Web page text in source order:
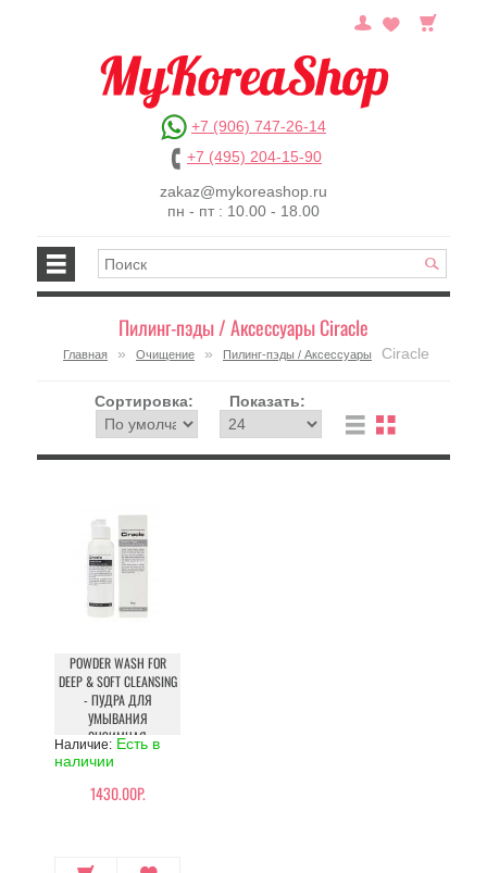
+7 (906) 747-26-14
+7 (495) 204-15-90
zakaz@mykoreashop.ru
пн - пт : 10.00 - 18.00
Пилинг-пэды / Аксессуары Ciracle
Главная » Очищение » Пилинг-пэды / Аксессуары Ciracle
Сортировка: Показать:
POWDER WASH FOR
DEEP & SOFT CLEANSING
- ПУДРА ДЛЯ
УМЫВАНИЯ
ЭНЗИМНАЯ
Наличие: Есть в
наличии
1430.00Р.